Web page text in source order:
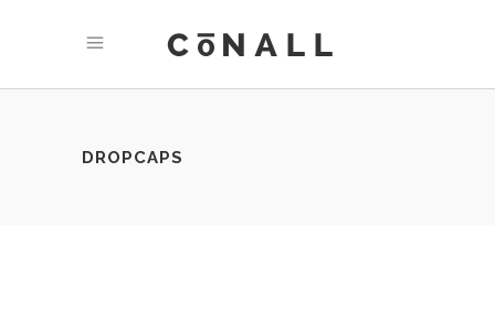
DROPCAPS